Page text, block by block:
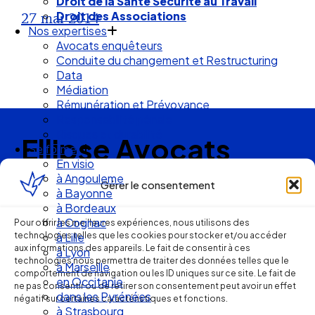
Gérer le consentement
Pour offrir les meilleures expériences, nous utilisons des
technologies telles que les cookies pour stocker et/ou accéder
aux informations des appareils. Le fait de consentir à ces
technologies nous permettra de traiter des données telles que le
comportement de navigation ou les ID uniques sur ce site. Le fait de
ne pas consentir ou de retirer son consentement peut avoir un effet
négatif sur certaines caractéristiques et fonctions.
Droit des Associations
Nos expertises
Avocats enquêteurs
Conduite du changement et Restructuring
Data
Médiation
Rémunération et Prévoyance
Se former
En visio
à Angouleme
à Bayonne
à Bordeaux
à Cognac
à Lille
à Lyon
à Marseille
en Occitanie
dans les Pyrénées
à Strasbourg
27 mai 2014
Ellipse Avocats
Réseau
de cabinets
d’avocats
experts